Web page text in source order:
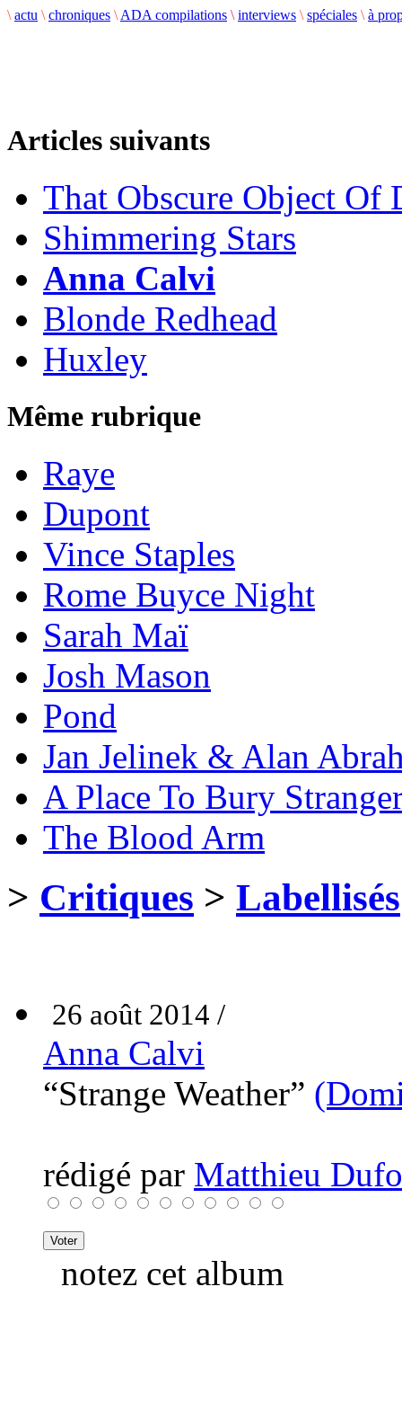
\ actu \ chroniques \ ADA compilations \ interviews \ spéciales \ à
Articles suivants
That Obscure Object Of
Shimmering Stars
Anna Calvi
Blonde Redhead
Huxley
Même rubrique
Raye
Dupont
Vince Staples
Rome Buyce Night
Sarah Maï
Josh Mason
Pond
Jan Jelinek & Alan
A Place To Bury
The Blood Arm
> Critiques > Labellisés
26 août 2014 /
Anna Calvi
“Strange Weather”
rédigé par Matthieu
notez cet album